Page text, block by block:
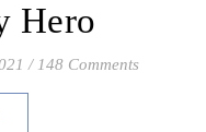
Hero
/ 148 Comments